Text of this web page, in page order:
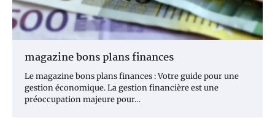
magazine bons plans finances
Le magazine bons plans finances : Votre guide pour une
gestion économique. La gestion financière est une
préoccupation majeure pour…